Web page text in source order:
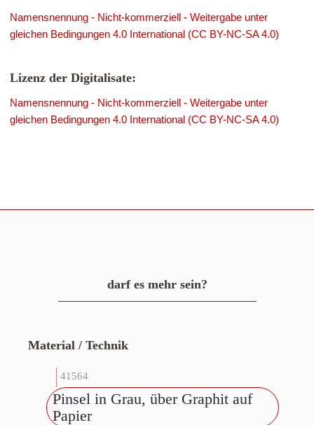
Namensnennung - Nicht-kommerziell - Weitergabe unter
gleichen Bedingungen 4.0 International (CC BY-NC-SA 4.0)
Lizenz der Digitalisate:
Namensnennung - Nicht-kommerziell - Weitergabe unter
gleichen Bedingungen 4.0 International (CC BY-NC-SA 4.0)
darf es mehr sein?
Material / Technik
41564
Pinsel in Grau, über Graphit auf
Papier